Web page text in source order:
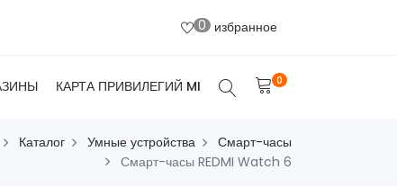
0 избранное
КАРТА ПРИВИЛЕГИЙ MI 0
Каталог Умные устройства
Смарт-часы
Смарт-часы REDMI Watch 6